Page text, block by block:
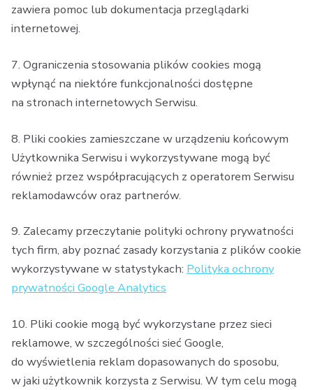
zawiera pomoc lub dokumentacja przeglądarki
internetowej.
7. Ograniczenia stosowania plików cookies mogą
wpłynąć na niektóre funkcjonalności dostępne
na stronach internetowych Serwisu.
8. Pliki cookies zamieszczane w urządzeniu końcowym
Użytkownika Serwisu i wykorzystywane mogą być
również przez współpracujących z operatorem Serwisu
reklamodawców oraz partnerów.
9. Zalecamy przeczytanie polityki ochrony prywatności
tych firm, aby poznać zasady korzystania z plików cookie
wykorzystywane w statystykach: Polityka ochrony
prywatności Google Analytics
10. Pliki cookie mogą być wykorzystane przez sieci
reklamowe, w szczególności sieć Google,
do wyświetlenia reklam dopasowanych do sposobu,
w jaki użytkownik korzysta z Serwisu. W tym celu mogą